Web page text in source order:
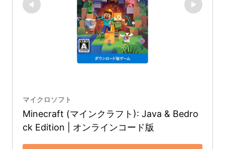
マイクロソフト
Minecraft (マインクラフト): Java & Bedro
ck Edition | オンラインコード版